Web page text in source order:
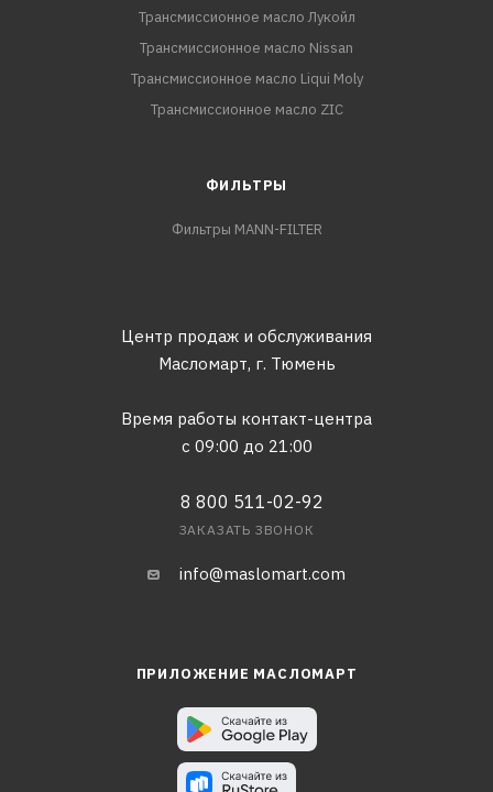
Трансмиссионное масло Лукойл
Трансмиссионное масло Nissan
Трансмиссионное масло Liqui Moly
Трансмиссионное масло ZIC
ФИЛЬТРЫ
Фильтры MANN-FILTER
Центр продаж и обслуживания
Масломарт, г. Тюмень
Время работы контакт-центра
с 09:00 до 21:00
8 800 511-02-92
ЗАКАЗАТЬ ЗВОНОК
info@maslomart.com
ПРИЛОЖЕНИЕ МАСЛОМАРТ